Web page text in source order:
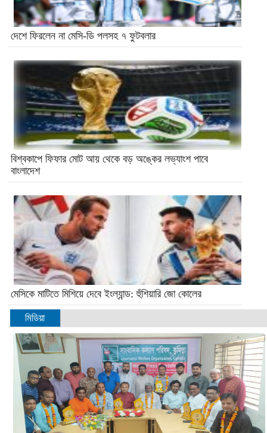
দেশে ফিরলেন না মেসি-ডি পলসহ ৭ ফুটবলার
বিশ্বকাপে ফিফার মোট আয় থেকে বড় অঙ্কের লভ্যাংশ পাবে
বাংলাদেশ
মেসিকে মাটিতে মিশিয়ে দেবে ইংল্যান্ড: হুঁশিয়ারি জো কোলের
মিডিয়া